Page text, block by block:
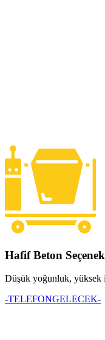
Hafif Beton
Düşük yoğunluk, yüksek
-TELEFONGELECEK-